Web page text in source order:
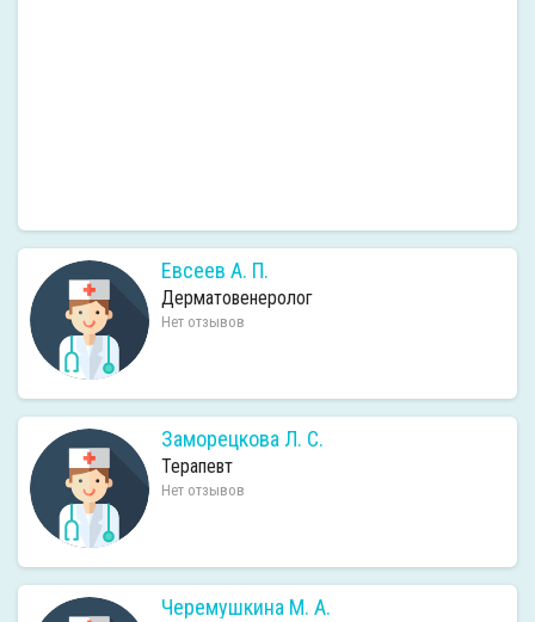
Евсеев А. П.
Дерматовенеролог
Нет отзывов
Заморецкова Л. С.
Терапевт
Нет отзывов
Черемушкина М. А.